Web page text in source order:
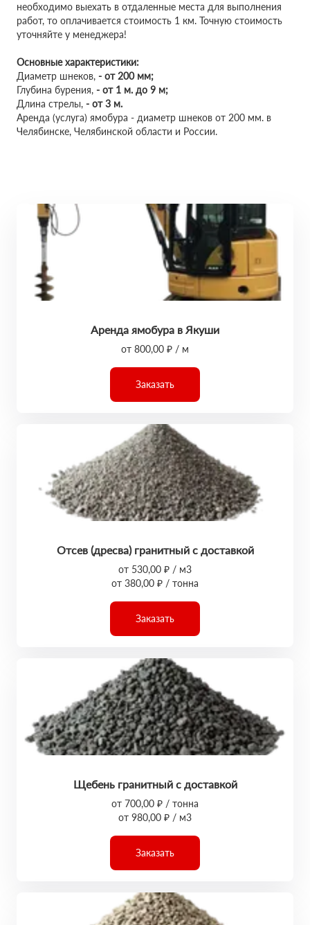
необходимо выехать в отдаленные места для выполнения
работ, то оплачивается стоимость 1 км. Точную стоимость
уточняйте у менеджера!
Основные характеристики:
Диаметр шнеков, - от 200 мм;
Глубина бурения, - от 1 м. до 9 м;
Длина стрелы, - от 3 м.
Аренда (услуга) ямобура - диаметр шнеков от 200 мм. в
Челябинске, Челябинской области и России.
Аренда ямобура в Якуши
от 800,00 ₽ / м
Заказать
Отсев (дресва) гранитный с доставкой
от 530,00 ₽ / м3
от 380,00 ₽ / тонна
Заказать
Щебень гранитный с доставкой
от 700,00 ₽ / тонна
от 980,00 ₽ / м3
Заказать